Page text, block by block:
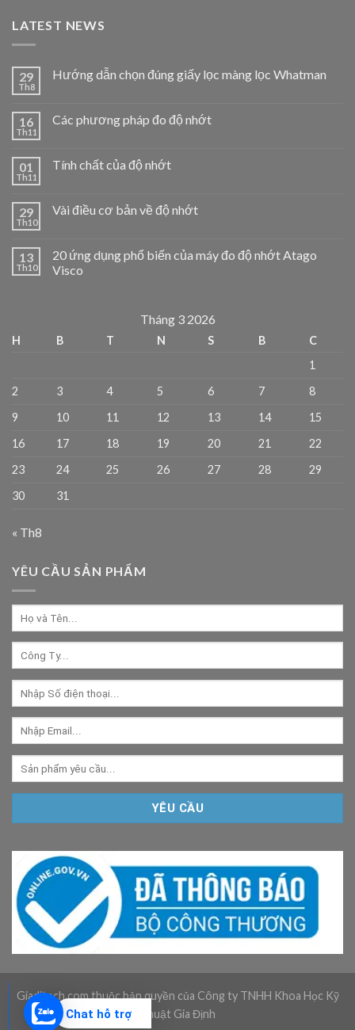
Chat hỗ trợ
LATEST NEWS
29
Th8
Hướng dẫn chọn đúng giấy lọc màng lọc Whatman
16
Th11
Các phương pháp đo độ nhớt
01
Th11
Tính chất của độ nhớt
29
Th10
Vài điều cơ bản về độ nhớt
13
Th10
20 ứng dụng phổ biến của máy đo độ nhớt Atago
Visco
Tháng 3 2026
H B T N S B
C
1
2
3 4 5 6 7
8
9
10 11 12 13 14
15
16
17 18 19 20 21
22
23
24 25 26 27 28
29
30
31
« Th8
YÊU CẦU SẢN PHẨM
Giaditech.com thuộc bản quyền của Công ty TNHH Khoa Học Kỹ
Thuật Gia Định